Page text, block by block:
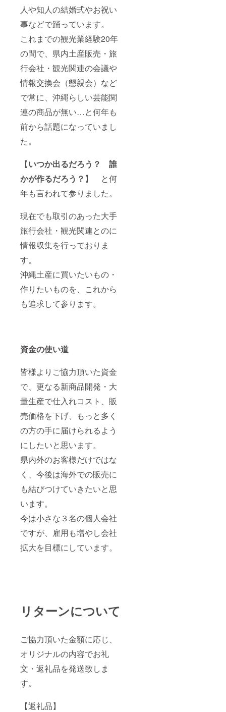
人や知人の結婚式やお祝い
事などで踊っています。
これまでの観光業経験20年
の間で、県内土産販売・旅
行会社・観光関連の会議や
情報交換会（懇親会）など
で常に、沖縄らしい芸能関
連の商品が無い…と何年も
前から話題になっていまし
た。
【いつか出るだろう？ 誰
かが作るだろう？ 】 と何
年も言われて参りました。
現在でも取引のあった大手
旅行会社・観光関連とのに
情報収集を行っておりま
す。
沖縄土産に買いたいもの・
作りたいものを、これから
も追求して参ります。
資金の使い道
皆様よりご協力頂いた資金
で、更なる新商品開発・大
量生産で仕入れコスト、販
売価格を下げ、もっと多く
の方の手に届けられるよう
にしたいと思います。
県内外のお客様だけではな
く、今後は海外での販売に
も結びつけていきたいと思
います。
今は小さな３名の個人会社
ですが、雇用も増やし会社
拡大を目標にしています。
リターンについて
ご協力頂いた金額に応じ、
オリジナルの内容でお礼
文・返礼品を発送致しま
す。
【返礼品】